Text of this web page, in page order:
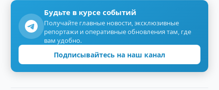
Будьте в курсе событий
Получайте главные новости, эксклюзивные
репортажи и оперативные обновления там, где
вам удобно.
Подписывайтесь на наш канал